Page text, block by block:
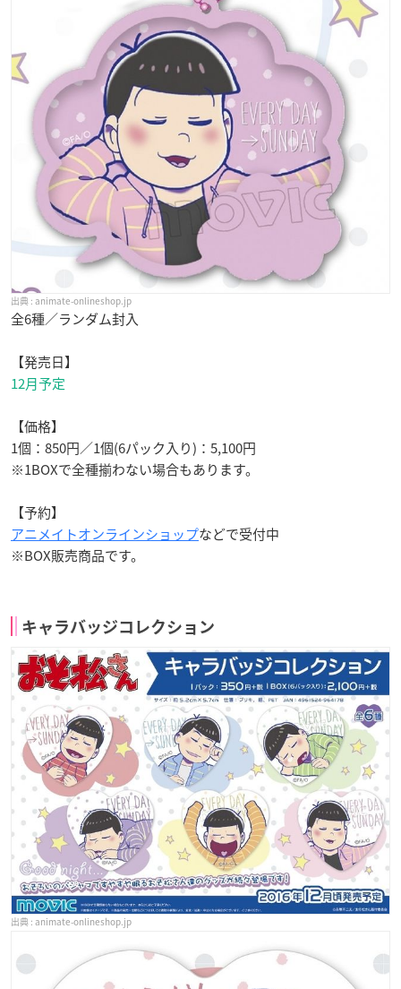
animate-onlineshop.jp
全6種／ランダム封入
【発売日】
12月予定
【価格】
1個：850円／1個(6パック入り)：5,100円
※1BOXで全種揃わない場合もあります。
【予約】
アニメイトオンラインショップなどで受付中
※BOX販売商品です。
キャラバッジコレクション
animate-onlineshop.jp